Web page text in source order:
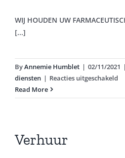
WIJ HOUDEN UW
[...]
ByAnnemie Humblet | 02/11/2021 |
diensten | Reacties uitgeschakeld
Read More
Verhuur